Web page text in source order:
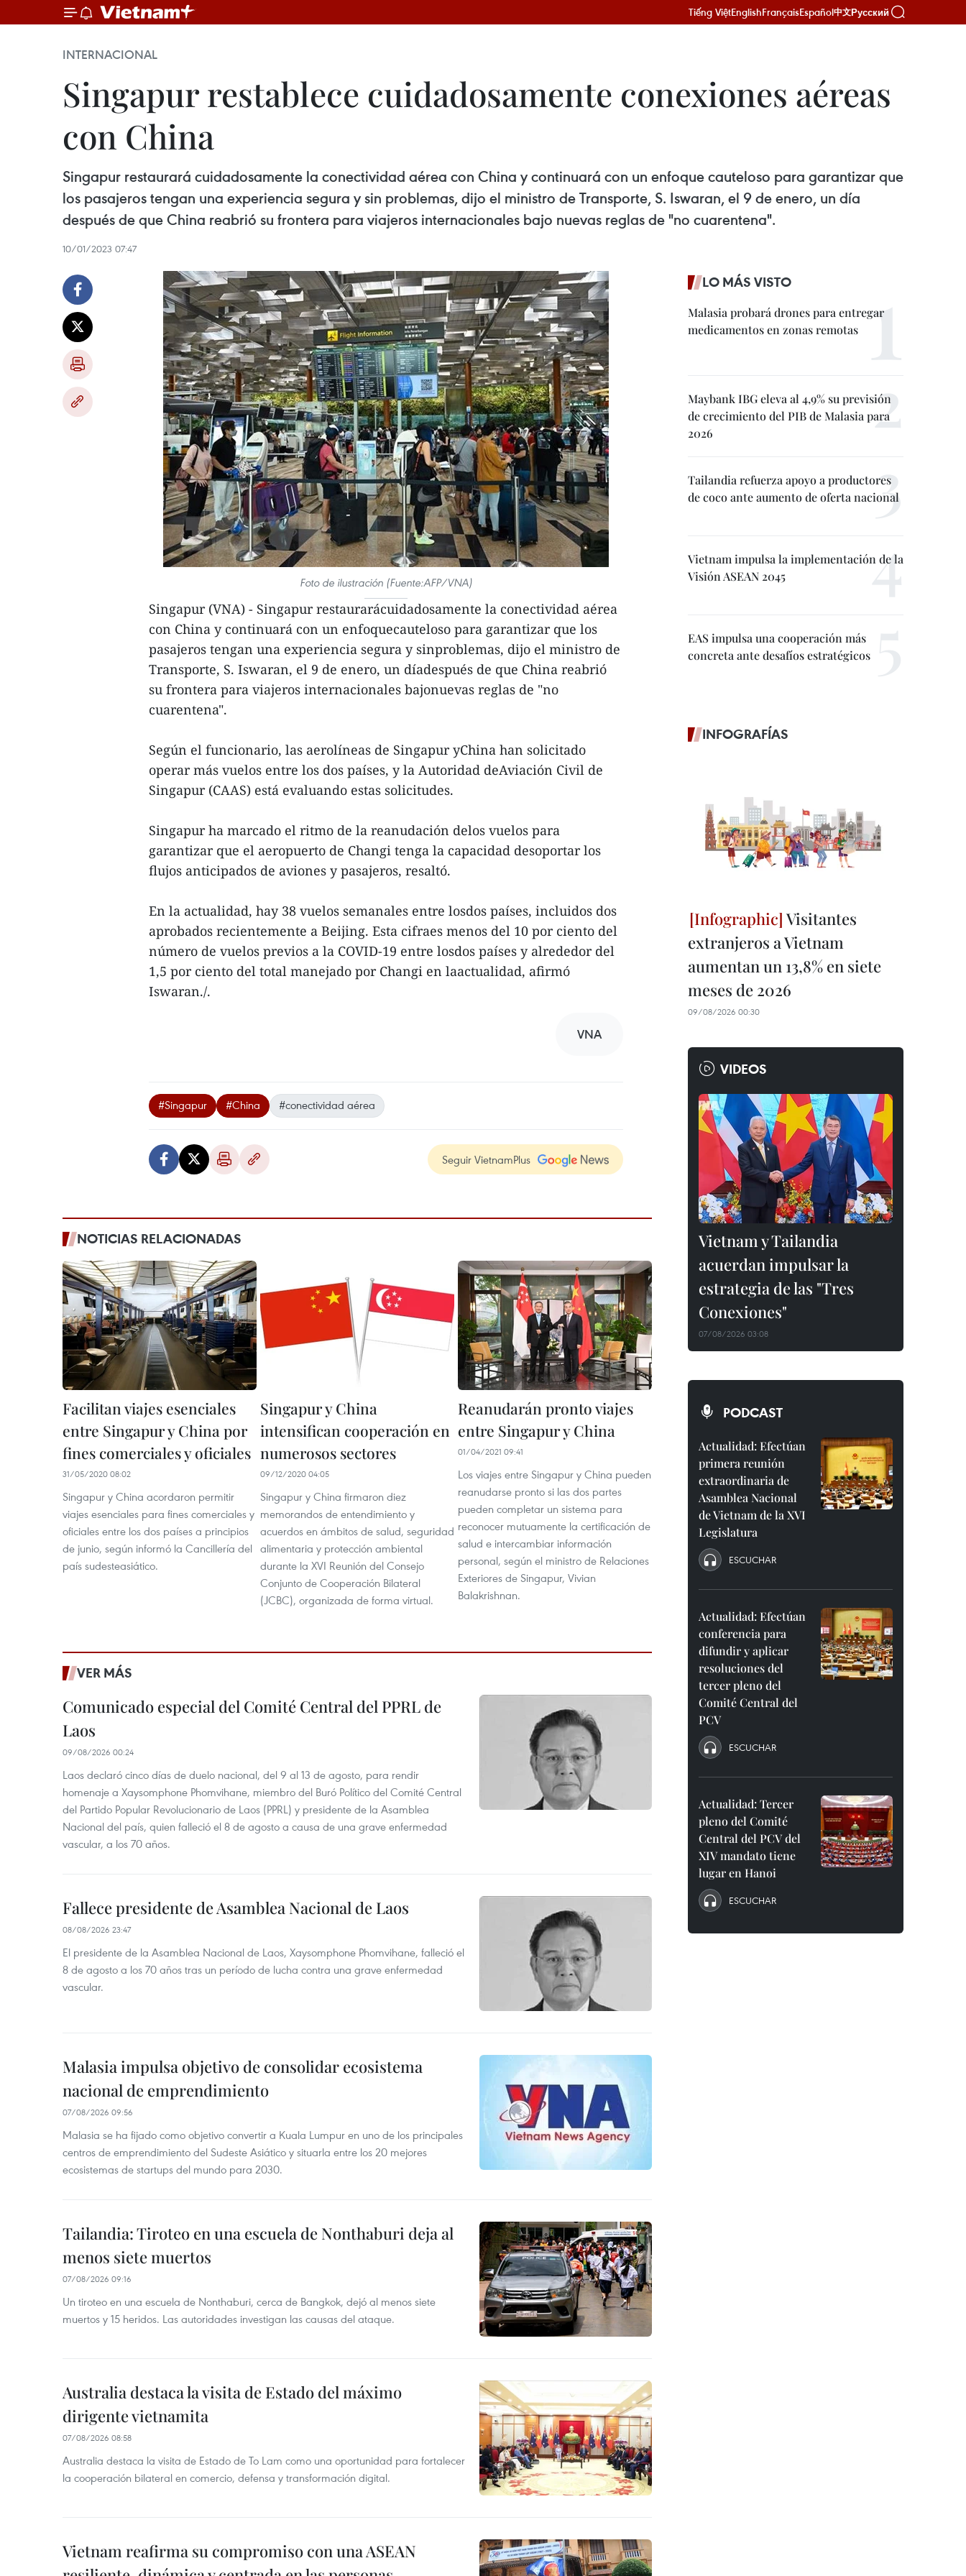
Tiếng ViệtEnglishFrançaisEspañol中文Русский
INTERNACIONAL
Singapur restablece cuidadosamente conexiones aéreas
con China
Singapur restaurará cuidadosamente la conectividad aérea con China y continuará con un enfoque cauteloso para garantizar que
los pasajeros tengan una experiencia segura y sin problemas, dijo el ministro de Transporte, S. Iswaran, el 9 de enero, un día
después de que China reabrió su frontera para viajeros internacionales bajo nuevas reglas de "no cuarentena".
10/01/2023 07:47
Foto de ilustración (Fuente:AFP/VNA)
Singapur (VNA) - Singapur restaurarácuidadosamente la conectividad aérea
con China y continuará con un enfoquecauteloso para garantizar que los
pasajeros tengan una experiencia segura y sinproblemas, dijo el ministro de
Transporte, S. Iswaran, el 9 de enero, un díadespués de que China reabrió
su frontera para viajeros internacionales bajonuevas reglas de "no
cuarentena".
Según el funcionario, las aerolíneas de Singapur yChina han solicitado
operar más vuelos entre los dos países, y la Autoridad deAviación Civil de
Singapur (CAAS) está evaluando estas solicitudes.
Singapur ha marcado el ritmo de la reanudación delos vuelos para
garantizar que el aeropuerto de Changi tenga la capacidad desoportar los
flujos anticipados de aviones y pasajeros, resaltó.
En la actualidad, hay 38 vuelos semanales entre losdos países, incluidos dos
aprobados recientemente a Beijing. Esta cifraes menos del 10 por ciento del
número de vuelos previos a la COVID-19 entre losdos países y alrededor del
1,5 por ciento del total manejado por Changi en laactualidad, afirmó
Iswaran./.
VNA
#Singapur #China #conectividad aérea
Seguir VietnamPlus
NOTICIAS RELACIONADAS
Facilitan viajes esenciales
entre Singapur y China por
fines comerciales y oficiales
31/05/2020 08:02
Singapur y China acordaron permitir
viajes esenciales para fines comerciales y
oficiales entre los dos países a principios
de junio, según informó la Cancillería del
país sudesteasiático.
Singapur y China
intensifican cooperación en
numerosos sectores
09/12/2020 04:05
Singapur y China firmaron diez
memorandos de entendimiento y
acuerdos en ámbitos de salud, seguridad
alimentaria y protección ambiental
durante la XVI Reunión del Consejo
Conjunto de Cooperación Bilateral
(JCBC), organizada de forma virtual.
Reanudarán pronto viajes
entre Singapur y China
01/04/2021 09:41
Los viajes entre Singapur y China pueden
reanudarse pronto si las dos partes
pueden completar un sistema para
reconocer mutuamente la certificación de
salud e intercambiar información
personal, según el ministro de Relaciones
Exteriores de Singapur, Vivian
Balakrishnan.
VER MÁS
Comunicado especial del Comité Central del PPRL de
Laos
09/08/2026 00:24
Laos declaró cinco días de duelo nacional, del 9 al 13 de agosto, para rendir
homenaje a Xaysomphone Phomvihane, miembro del Buró Político del Comité Central
del Partido Popular Revolucionario de Laos (PPRL) y presidente de la Asamblea
Nacional del país, quien falleció el 8 de agosto a causa de una grave enfermedad
vascular, a los 70 años.
Fallece presidente de Asamblea Nacional de Laos
08/08/2026 23:47
El presidente de la Asamblea Nacional de Laos, Xaysomphone Phomvihane, falleció el
8 de agosto a los 70 años tras un período de lucha contra una grave enfermedad
vascular.
Malasia impulsa objetivo de consolidar ecosistema
nacional de emprendimiento
07/08/2026 09:56
Malasia se ha fijado como objetivo convertir a Kuala Lumpur en uno de los principales
centros de emprendimiento del Sudeste Asiático y situarla entre los 20 mejores
ecosistemas de startups del mundo para 2030.
Tailandia: Tiroteo en una escuela de Nonthaburi deja al
menos siete muertos
07/08/2026 09:16
Un tiroteo en una escuela de Nonthaburi, cerca de Bangkok, dejó al menos siete
muertos y 15 heridos. Las autoridades investigan las causas del ataque.
Australia destaca la visita de Estado del máximo
dirigente vietnamita
07/08/2026 08:58
Australia destaca la visita de Estado de To Lam como una oportunidad para fortalecer
la cooperación bilateral en comercio, defensa y transformación digital.
Vietnam reafirma su compromiso con una ASEAN
LO MÁS VISTO
Malasia probará drones para entregar
medicamentos en zonas remotas
Maybank IBG eleva al 4,9% su previsión
de crecimiento del PIB de Malasia para
2026
Tailandia refuerza apoyo a productores
de coco ante aumento de oferta nacional
Vietnam impulsa la implementación de la
Visión ASEAN 2045
EAS impulsa una cooperación más
concreta ante desafíos estratégicos
INFOGRAFÍAS
Visitantes
extranjeros a Vietnam
aumentan un 13,8% en siete
meses de 2026
09/08/2026 00:30
VIDEOS
Vietnam y Tailandia
acuerdan impulsar la
estrategia de las "Tres
Conexiones"
07/08/2026 03:08
PODCAST
Actualidad: Efectúan
primera reunión
extraordinaria de
Asamblea Nacional
de Vietnam de la XVI
Legislatura
ESCUCHAR
Actualidad: Efectúan
conferencia para
difundir y aplicar
resoluciones del
tercer pleno del
Comité Central del
PCV
ESCUCHAR
Actualidad: Tercer
pleno del Comité
Central del PCV del
XIV mandato tiene
lugar en Hanoi
ESCUCHAR